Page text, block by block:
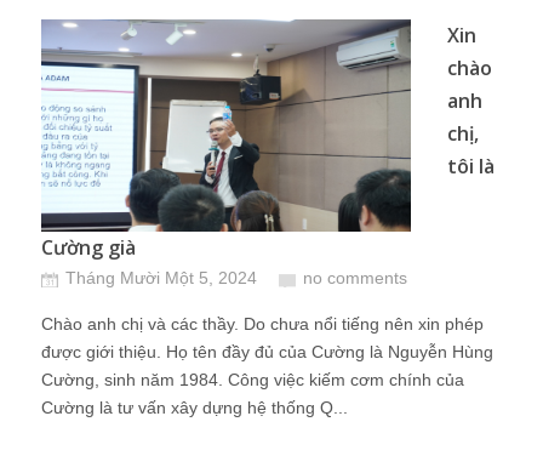
Xin
chào
anh
chị,
tôi là
Cường già
Tháng Mười Một 5, 2024 no comments
Chào anh chị và các thầy. Do chưa nổi tiếng nên xin phép
được giới thiệu. Họ tên đầy đủ của Cường là Nguyễn Hùng
Cường, sinh năm 1984. Công việc kiếm cơm chính của
Cường là tư vấn xây dựng hệ thống Q...